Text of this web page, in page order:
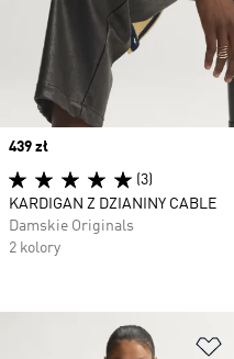
Price
439 zł
(3)
KARDIGAN Z DZIANINY CABLE
Damskie Originals
2 kolory